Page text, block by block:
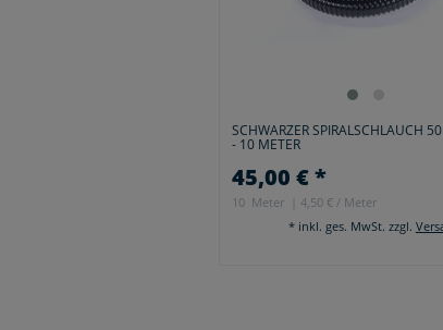
SCHWARZER SPIRALSCHLAUCH
- 10 METER
45,00 € *
10 Meter
| 4,50 € / Meter
* inkl. ges. MwSt. zzgl.